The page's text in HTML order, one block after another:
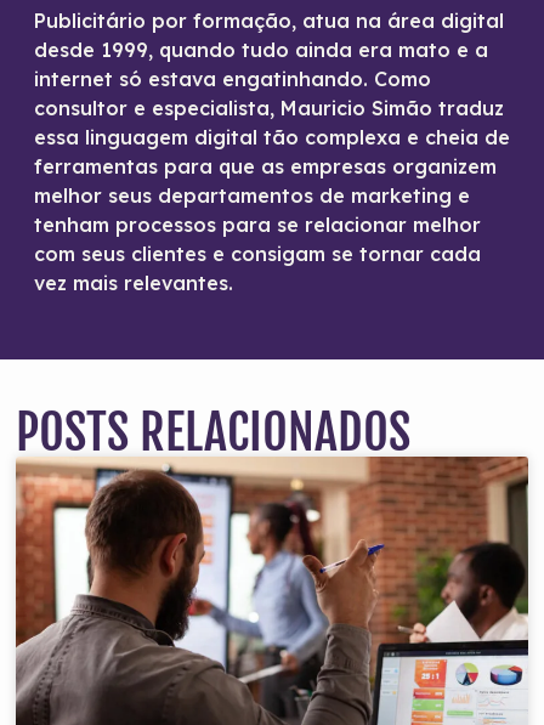
Publicitário por formação, atua na área digital
desde 1999, quando tudo ainda era mato e a
internet só estava engatinhando. Como
consultor e especialista, Mauricio Simão traduz
essa linguagem digital tão complexa e cheia de
ferramentas para que as empresas organizem
melhor seus departamentos de marketing e
tenham processos para se relacionar melhor
com seus clientes e consigam se tornar cada
vez mais relevantes.
POSTS RELACIONADOS